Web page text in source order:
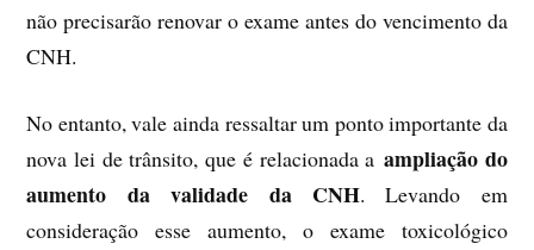
não precisarão renovar o exame antes do vencimento da
CNH.
No entanto, vale ainda ressaltar um ponto importante da
nova lei de trânsito, que é relacionada a ampliação do
aumento da validade da CNH. Levando em
consideração esse aumento, o exame toxicológico